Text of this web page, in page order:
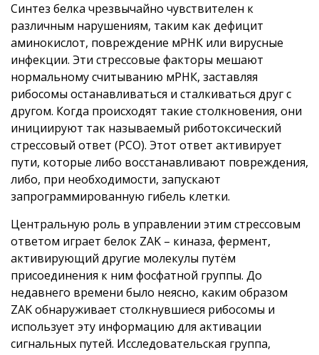
Синтез белка чрезвычайно чувствителен к
различным нарушениям, таким как дефицит
аминокислот, повреждение мРНК или вирусные
инфекции. Эти стрессовые факторы мешают
нормальному считыванию мРНК, заставляя
рибосомы останавливаться и сталкиваться друг с
другом. Когда происходят такие столкновения, они
инициируют так называемый риботоксический
стрессовый ответ (РСО). Этот ответ активирует
пути, которые либо восстанавливают повреждения,
либо, при необходимости, запускают
запрограммированную гибель клетки.
Центральную роль в управлении этим стрессовым
ответом играет белок ZAK – киназа, фермент,
активирующий другие молекулы путём
присоединения к ним фосфатной группы. До
недавнего времени было неясно, каким образом
ZAK обнаруживает столкнувшиеся рибосомы и
использует эту информацию для активации
сигнальных путей. Исследовательская группа,